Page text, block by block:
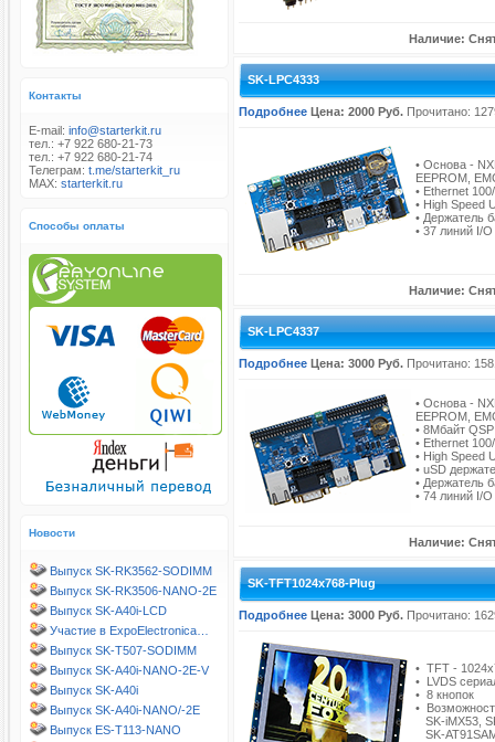
Контакты
E-mail: info@starterkit.ru
тел.: +7 922 680-21-73
тел.: +7 922 680-21-74
Телеграм: t.me/starterkit_ru
MAX: starterkit.ru
Способы оплаты
Новости
Выпуск SK-RK3562-SODIMM
Выпуск SK-RK3506-NANO-2E
Выпуск SK-A40i-LCD
Участие в ExpoElectronica…
Выпуск SK-T507-SODIMM
Выпуск SK-A40i-NANO-2E-V
Выпуск SK-A40i
Выпуск SK-A40i-NANO/-2E
Выпуск ES-T113-NANO
Наличие:
SK-LPC4333
Подробнее Цена: 2000 Руб. Прочитано:
• Основа -
EEPROM,
• Ethernet
• High Speed
• Держатель
• 37 линий I/O
Наличие:
SK-LPC4337
Подробнее Цена: 3000 Руб. Прочитано:
• Основа -
EEPROM,
• 8Mбайт
• Ethernet
• High Speed
• uSD
• Держатель
• 74 линий I/O
Наличие:
SK-TFT1024x768-Plug
Подробнее Цена: 3000 Руб. Прочитано:
• TFT -
• LVDS
• 8 кнопок
•
SK-iMX53,
SK-